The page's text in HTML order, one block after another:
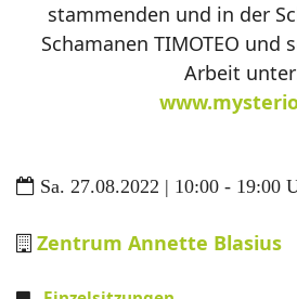
stammenden und in der
Schamanen TIMOTEO und
Arbeit
Sa. 27.08.2022 | 10:00 - 19:00
Zentrum Annette Blasius